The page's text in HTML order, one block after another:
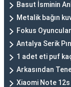
Basut İsminin
Metalik bağın
Fokus
Antalya Serik
1 adet eti puf
Arkasından
Xiaomi Note 12s